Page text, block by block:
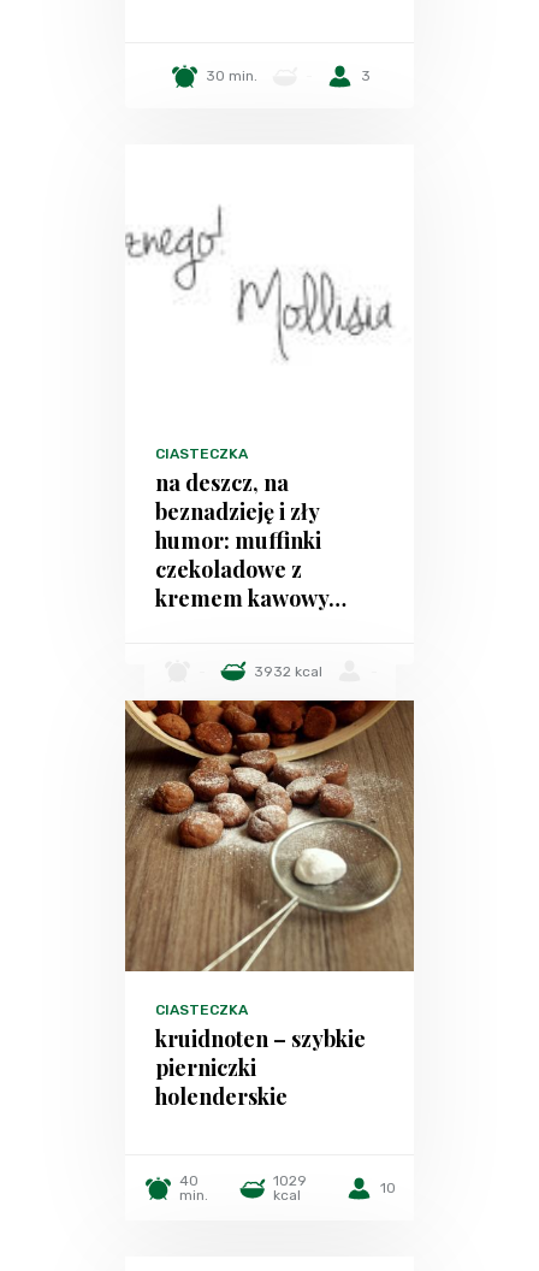
30 min. 3
CIASTECZKA
na deszcz, na
beznadzieję i zły
humor: muffinki
czekoladowe z
kremem kawowy…
3932 kcal
CIASTECZKA
kruidnoten – szybkie
pierniczki
holenderskie
40
min.
1029
kcal
10